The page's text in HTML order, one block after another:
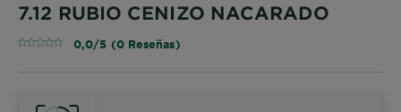
7.12 RUBIO CENIZO NACARADO
0,0/5 (0 Reseñas)